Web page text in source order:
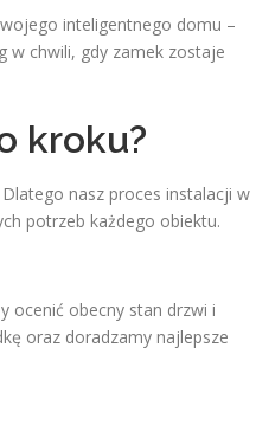
inteligentnego domu –
w chwili, gdy zamek zostaje
kroku?
nasz proces instalacji w
potrzeb każdego obiektu.
ocenić obecny stan drzwi i
oraz doradzamy najlepsze